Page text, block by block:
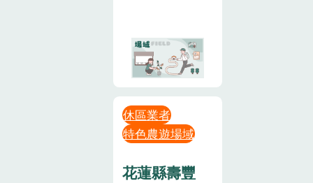
休區業者
特色農遊場域
花蓮縣壽豐